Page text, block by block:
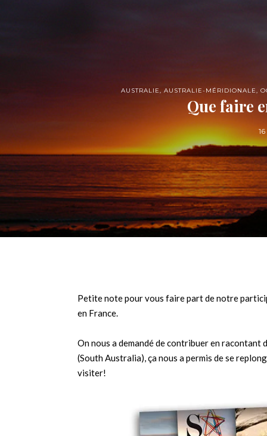
AUSTRALIE, AUSTRALIE-MÉRIDIONALE,
Que faire
Petite note pour vous faire part de notre
en France.
On nous a demandé de contribuer en racontant
(South Australia), ça nous a permis de se
visiter!